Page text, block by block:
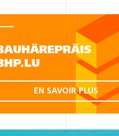
EN SAVOIR PLUS